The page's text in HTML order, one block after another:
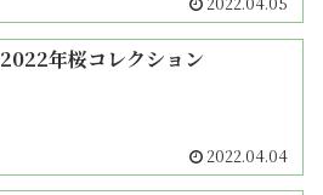
2022年桜コレクション
2022.04.04